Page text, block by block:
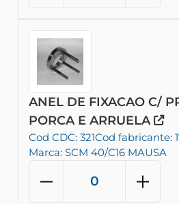
ANEL DE FIXACAO C/
PORCA E ARRUELA
Cod CDC: 321Cod fabricante:
Marca: SCM 40/C16 MAUSA